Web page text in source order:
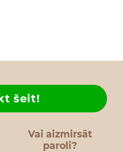
Vai aizmirsāt
paroli?
šeit!